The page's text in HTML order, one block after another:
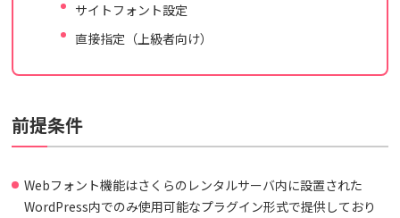
サイトフォント設定
直接指定（上級者向け）
前提条件
Webフォント機能はさくらのレンタルサーバ内に設置された
WordPress内でのみ使用可能なプラグイン形式で提供しており